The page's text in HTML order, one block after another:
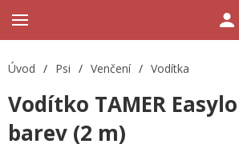
Úvod / Psi / Venčení / Vodítka
Vodítko TAMER
barev (2 m)